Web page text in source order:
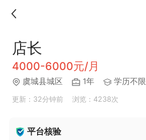
店长
4000-6000元/月
虞城县城区 1年 学历不限
更新：32分钟前 浏览：4238次
平台核验